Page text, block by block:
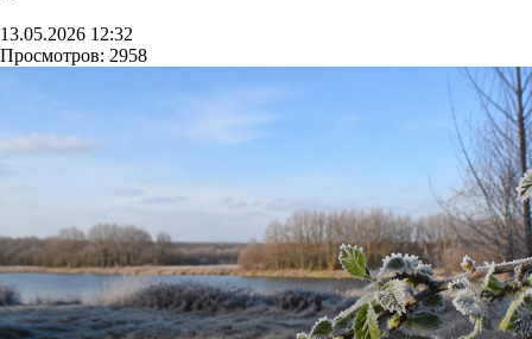
13.05.2026 12:32
Просмотров: 2958